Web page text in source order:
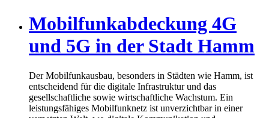
Mobilfunkabdeckung 4G
und 5G in der Stadt Hamm
Der Mobilfunkausbau, besonders in Städten wie Hamm, ist
entscheidend für die digitale Infrastruktur und das
gesellschaftliche sowie wirtschaftliche Wachstum. Ein
leistungsfähiges Mobilfunknetz ist unverzichtbar in einer